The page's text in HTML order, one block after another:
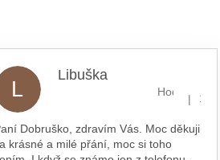
5 z 5 hvězdiček.
L
Libuška
Hodnocení
|
Dobruško, zdravím Vás. Moc děkuji
krásné a milé přání, moc si toho